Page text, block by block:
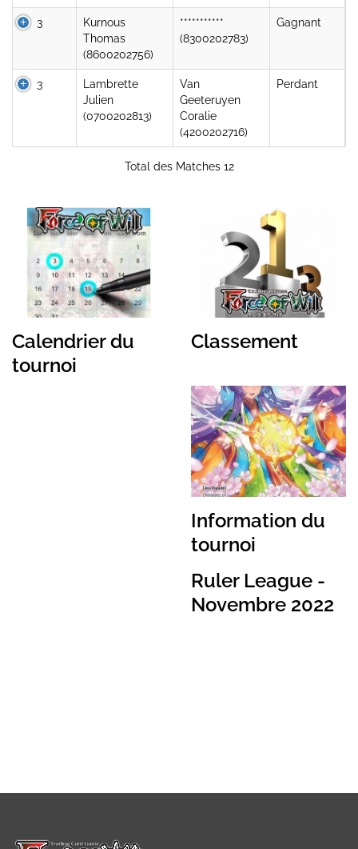
3
Kurnous
Thomas
(8600202756)
***********
(8300202783)
Gagnant
3
Lambrette
Julien
(0700202813)
Van
Geeteruyen
Coralie
(4200202716)
Perdant
Total des Matches 12
Calendrier du
tournoi
Classement
Information du
tournoi
Ruler League -
Novembre 2022